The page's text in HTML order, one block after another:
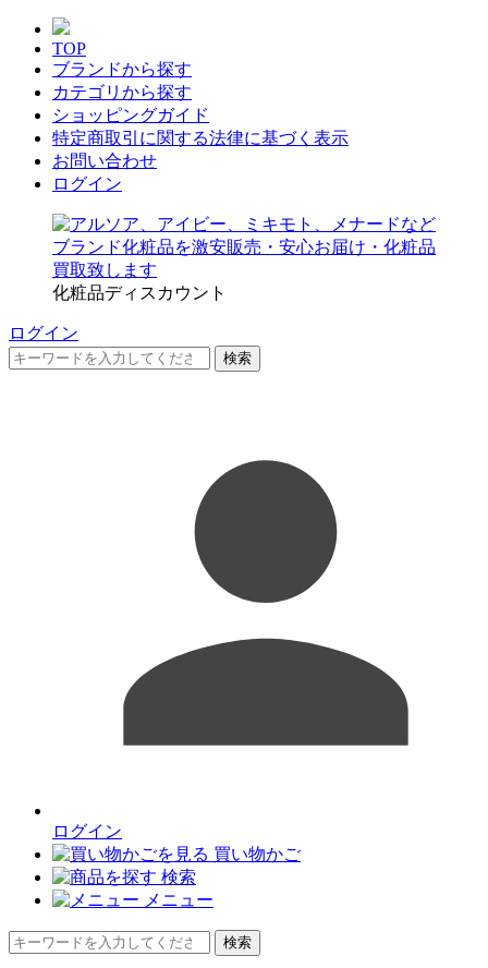
TOP
ブランドから探す
カテゴリから探す
ショッピングガイド
特定商取引に関する法律に基づく表示
お問い合わせ
ログイン
化粧品ディスカウント
ログイン
検索
ログイン
買い物かご
検索
メニュー
検索